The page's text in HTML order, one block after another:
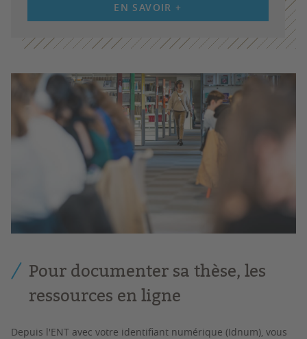
EN SAVOIR +
Pour documenter sa thèse, les
ressources en ligne
Depuis l'ENT avec votre identifiant numérique (Idnum), vous